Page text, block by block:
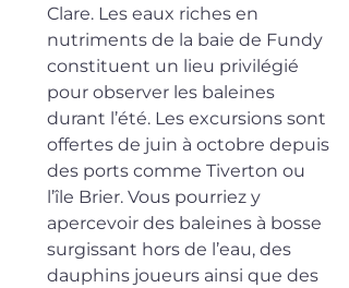
Clare. Les eaux riches en
nutriments de la baie de Fundy
constituent un lieu privilégié
pour observer les baleines
durant l’été. Les excursions sont
offertes de juin à octobre depuis
des ports comme Tiverton ou
l’île Brier. Vous pourriez y
apercevoir des baleines à bosse
surgissant hors de l’eau, des
dauphins joueurs ainsi que des